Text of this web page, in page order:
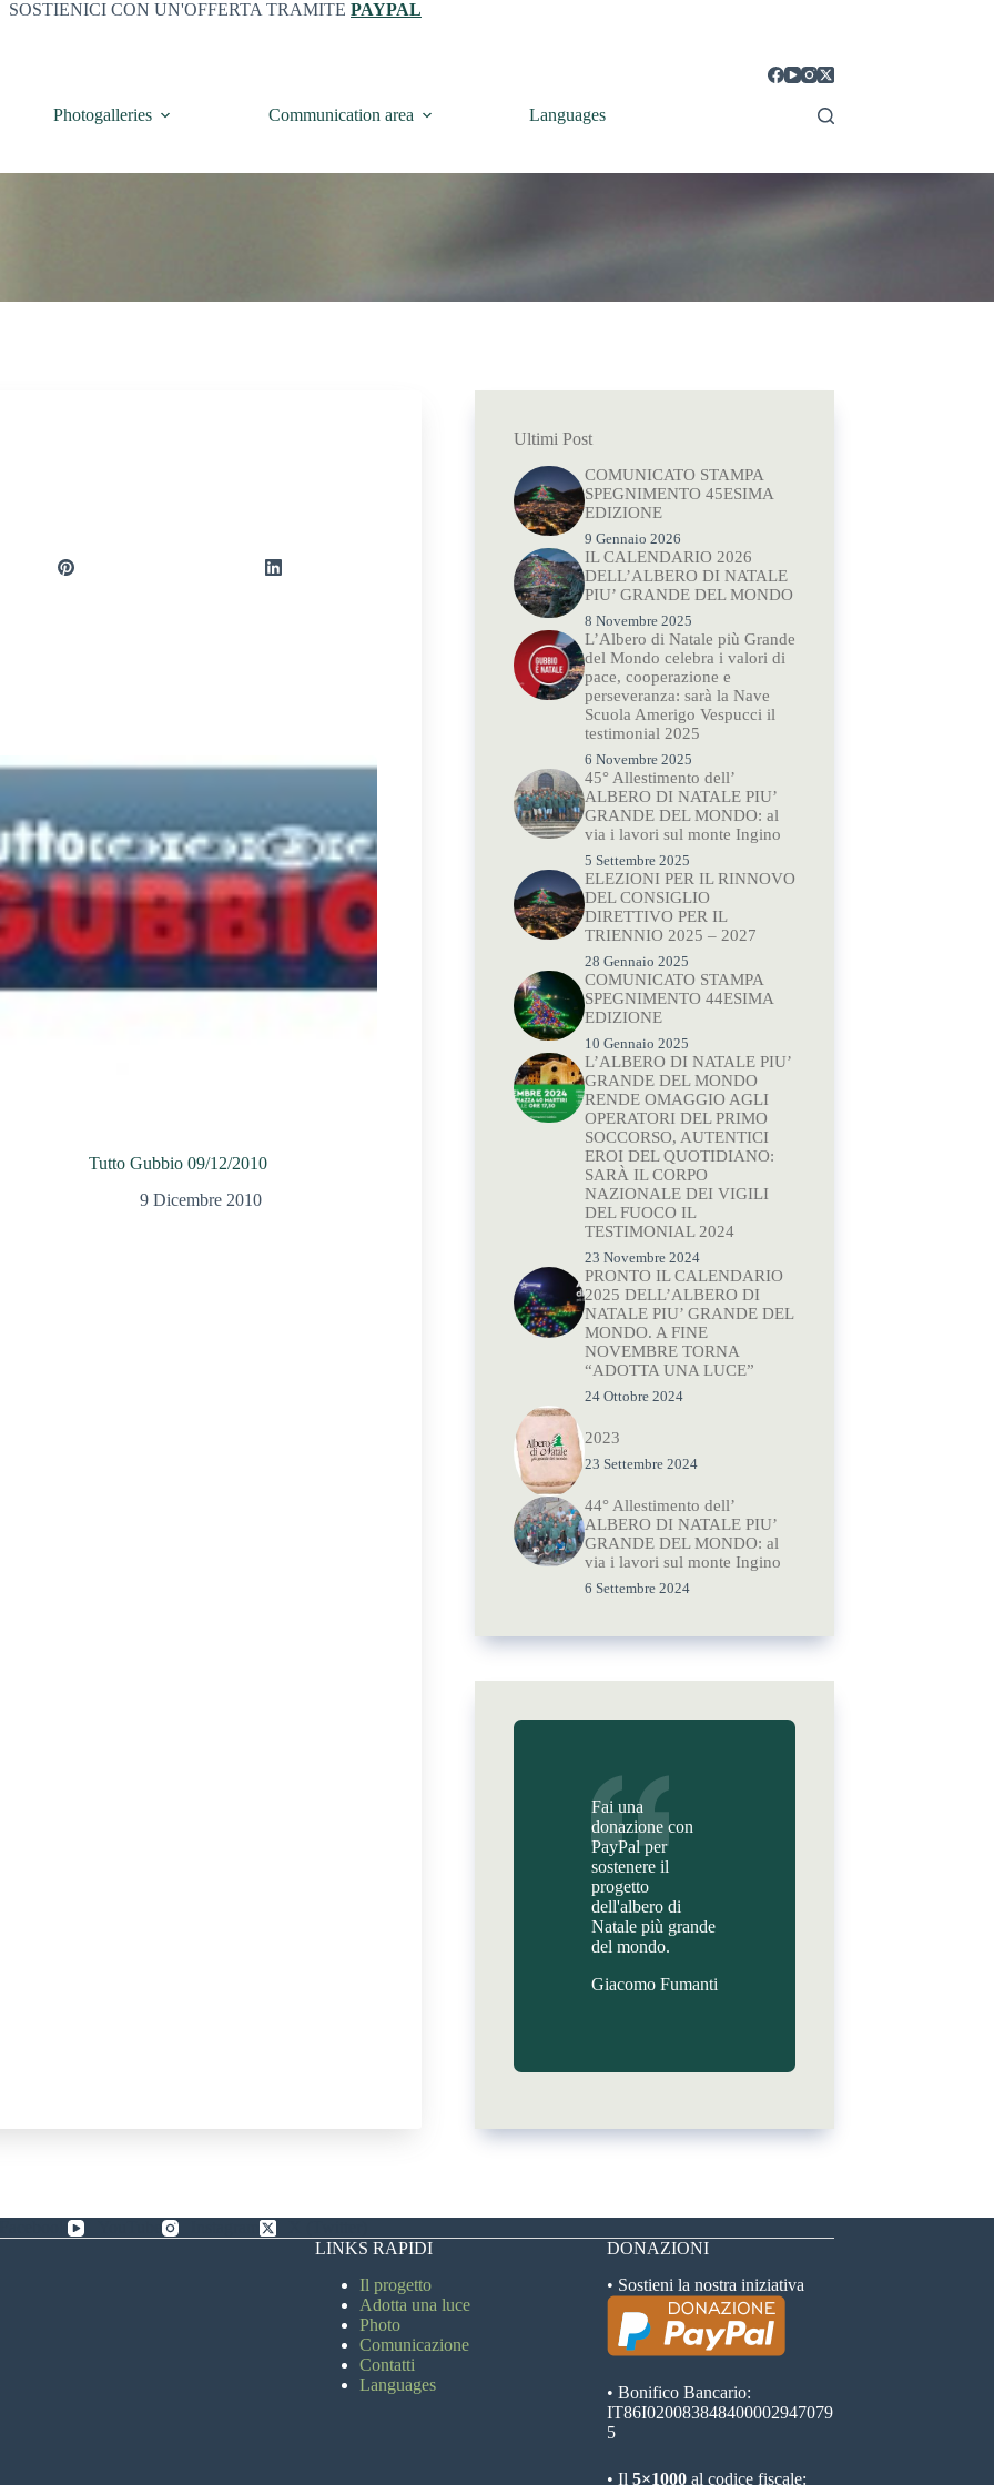
SOSTIENICI CON UN'OFFERTA TRAMITE PAYPAL
Photogalleries Communication area Languages
Tutto Gubbio 09/12/2010
9 Dicembre 2010
Ultimi Post
COMUNICATO STAMPA
SPEGNIMENTO 45ESIMA
EDIZIONE
9 Gennaio 2026
IL CALENDARIO 2026
DELL’ALBERO DI NATALE
PIU’ GRANDE DEL MONDO
8 Novembre 2025
L’Albero di Natale più Grande
del Mondo celebra i valori di
pace, cooperazione e
perseveranza: sarà la Nave
Scuola Amerigo Vespucci il
testimonial 2025
6 Novembre 2025
45° Allestimento dell’
ALBERO DI NATALE PIU’
GRANDE DEL MONDO: al
via i lavori sul monte Ingino
5 Settembre 2025
ELEZIONI PER IL RINNOVO
DEL CONSIGLIO
DIRETTIVO PER IL
TRIENNIO 2025 – 2027
28 Gennaio 2025
COMUNICATO STAMPA
SPEGNIMENTO 44ESIMA
EDIZIONE
10 Gennaio 2025
L’ALBERO DI NATALE PIU’
GRANDE DEL MONDO
RENDE OMAGGIO AGLI
OPERATORI DEL PRIMO
SOCCORSO, AUTENTICI
EROI DEL QUOTIDIANO:
SARÀ IL CORPO
NAZIONALE DEI VIGILI
DEL FUOCO IL
TESTIMONIAL 2024
23 Novembre 2024
PRONTO IL CALENDARIO
2025 DELL’ALBERO DI
NATALE PIU’ GRANDE DEL
MONDO. A FINE
NOVEMBRE TORNA
“ADOTTA UNA LUCE”
24 Ottobre 2024
2023
23 Settembre 2024
44° Allestimento dell’
ALBERO DI NATALE PIU’
GRANDE DEL MONDO: al
via i lavori sul monte Ingino
6 Settembre 2024
Fai una
donazione con
PayPal per
sostenere il
progetto
dell'albero di
Natale più grande
del mondo.
Giacomo Fumanti
Facebook
LINKS RAPIDI
Il progetto
Adotta una luce
Photo
Comunicazione
Contatti
Languages
DONAZIONI
• Sostieni la nostra iniziativa
• Bonifico Bancario:
IT86I020083848400002947079
5
• Il 5×1000al codice fiscale: